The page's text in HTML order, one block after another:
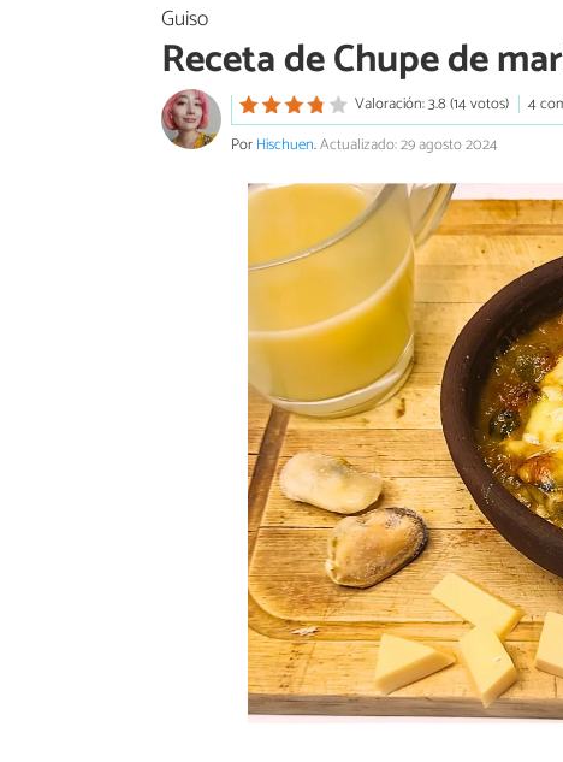
Guiso
Receta de Chupe de
Valoración: 3.8 (14 votos)
4
PorHischuen.Actualizado: 29 agosto 2024